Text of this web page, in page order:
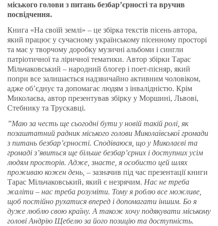
міського голови з питань безбар’єрності та вручив
посвідчення.
Книга «На своїй землі» – це збірка текстів пісень автора,
який працює у сучасному українському пісенному просторі
та має у творчому доробку музичні альбоми і сингли
патріотичної та ліричної тематики. Автор збірки Тарас
Мільчаковський – народний блогер і поет-пісняр, який
попри все залишається надзвичайно активним чоловіком,
адже об’єднує та допомагає людям з інвалідністю. Крім
Миколаєва, автор презентував збірку у Моршині, Львові,
Стебнику та Трускавці.
”Маю за честь ще сьогодні бути у новій такій ролі, як
позаштатний радник міського голови Миколаївської громади
з питань безбар’єрності. Сподіваюся, що у Миколаєві та
громаді з’явиться ще більше безбар’єрних і доступних усім
людям просторів. Адже, знаєте, я особисто цей шлях
проживаю кожен день, – зазначив під час презентації книги
Тарас Мільчаковський, який є незрячим. Нас не треба
жаліти – нас треба розуміти. Тому я роблю все можливе,
щоб постійно рухатися вперед і допомагати іншим. Бо я
дуже люблю свою країну. А також хочу подякувати міському
голові Андрію Щебелю за його позицію та доступність.